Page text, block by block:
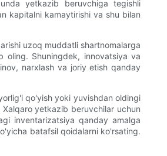
yetkazib beruvchiga tegishli
kapitalni kamaytirishi va shu bilan
uzoq muddatli shartnomalarga
oling. Shuningdek, innovatsiya va
narxlash va joriy etish qanday
qo'yish yoki yuvishdan oldingi
yetkazib beruvchilar uchun
inventarizatsiya qanday amalga
batafsil qoidalarni ko'rsating.